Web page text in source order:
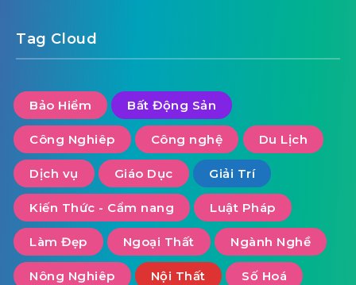
Tag Cloud
Bảo Hiểm Bất Động Sản
Công Nghiêp Công nghệ Du Lịch
Dịch vụ Giáo Dục Giải Trí
Kiến Thức - Cẩm nang Luật Pháp
Làm Đẹp Ngoại Thất Ngành Nghề
Nông Nghiêp Nội Thất Số Hoá